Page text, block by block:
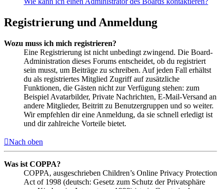
Registrierung und Anmeldung
Wozu muss ich mich registrieren?
Eine Registrierung ist nicht unbedingt zwingend. Die Board-
Administration dieses Forums entscheidet, ob du registriert
sein musst, um Beiträge zu schreiben. Auf jeden Fall erhältst
du als registriertes Mitglied Zugriff auf zusätzliche
Funktionen, die Gästen nicht zur Verfügung stehen: zum
Beispiel Avatarbilder, Private Nachrichten, E-Mail-Versand an
andere Mitglieder, Beitritt zu Benutzergruppen und so weiter.
Wir empfehlen dir eine Anmeldung, da sie schnell erledigt ist
und dir zahlreiche Vorteile bietet.
Nach oben
Was ist COPPA?
COPPA, ausgeschrieben Children’s Online Privacy Protection
Act of 1998 (deutsch: Gesetz zum Schutz der Privatsphäre